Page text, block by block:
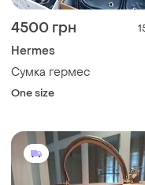
4500 грн
Hermes
Сумка гермес
One size